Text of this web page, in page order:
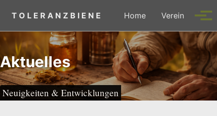
T O L E R A N Z B I E N E
Home Verein
Aktuelles
Neuigkeiten & Entwicklungen